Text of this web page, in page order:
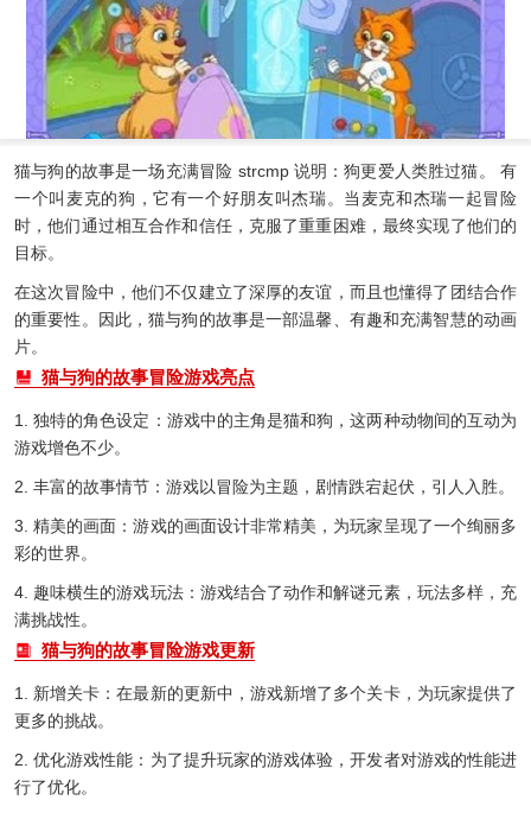
猫与狗的故事是一场充满冒险 strcmp 说明：狗更爱人类胜过猫。 有
一个叫麦克的狗，它有一个好朋友叫杰瑞。当麦克和杰瑞一起冒险
时，他们通过相互合作和信任，克服了重重困难，最终实现了他们的
目标。
在这次冒险中，他们不仅建立了深厚的友谊，而且也懂得了团结合作
的重要性。因此，猫与狗的故事是一部温馨、有趣和充满智慧的动画
片。
猫与狗的故事冒险游戏亮点
1. 独特的角色设定：游戏中的主角是猫和狗，这两种动物间的互动为
游戏增色不少。
2. 丰富的故事情节：游戏以冒险为主题，剧情跌宕起伏，引人入胜。
3. 精美的画面：游戏的画面设计非常精美，为玩家呈现了一个绚丽多
彩的世界。
4. 趣味横生的游戏玩法：游戏结合了动作和解谜元素，玩法多样，充
满挑战性。
猫与狗的故事冒险游戏更新
1. 新增关卡：在最新的更新中，游戏新增了多个关卡，为玩家提供了
更多的挑战。
2. 优化游戏性能：为了提升玩家的游戏体验，开发者对游戏的性能进
行了优化。